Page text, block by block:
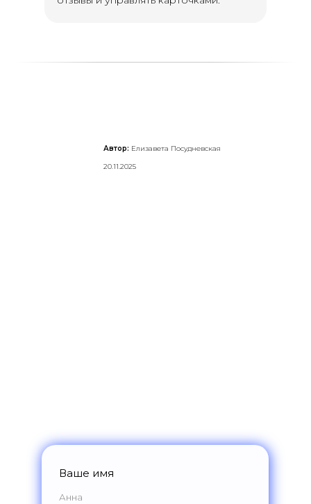
Автор: Елизавета Посудневская
20.11.2025
Ваше имя